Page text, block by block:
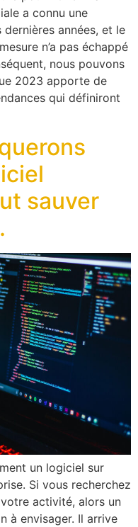
a connu une
années, et le
n’a pas échappé
nous pouvons
2023 apporte de
qui définiront
sauver
un logiciel sur
Si vous recherchez
activité, alors un
à envisager. Il arrive